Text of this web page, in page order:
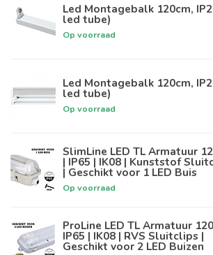
Led Montagebalk 120cm,
led tube)
Op voorraad
Led Montagebalk 120cm,
led tube)
Op voorraad
SlimLine LED TL Armatuur
| IP65 | IK08 | Kunststof
| Geschikt voor 1 LED Buis
Op voorraad
ProLine LED TL Armatuur
IP65 | IK08 | RVS Sluitclips |
Geschikt voor 2 LED Buizen